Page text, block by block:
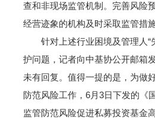
查和非现场监管机制。完善风险
经营迹象的机构及时采取监管措施
针对上述行业困境及管理人“
护问题，记者向中基协公开邮箱
未有回复。值得一提的是，为做
防范风险工作，6月3日下发的《
监管防范风险促进私募投资基金